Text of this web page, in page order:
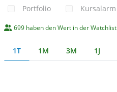
Portfolio
Kursalarm
699 haben den Wert in der Watchlist
1T 1M 3M 1J